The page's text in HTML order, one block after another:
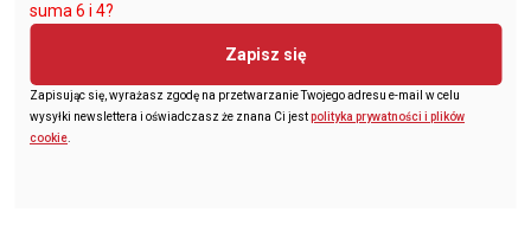
suma 6 i 4?
Zapisz się
Zapisując się, wyrażasz zgodę na przetwarzanie Twojego adresu e-mail w celu
wysyłki newslettera i oświadczasz że znana Ci jestpolityka prywatności i plików
cookie.